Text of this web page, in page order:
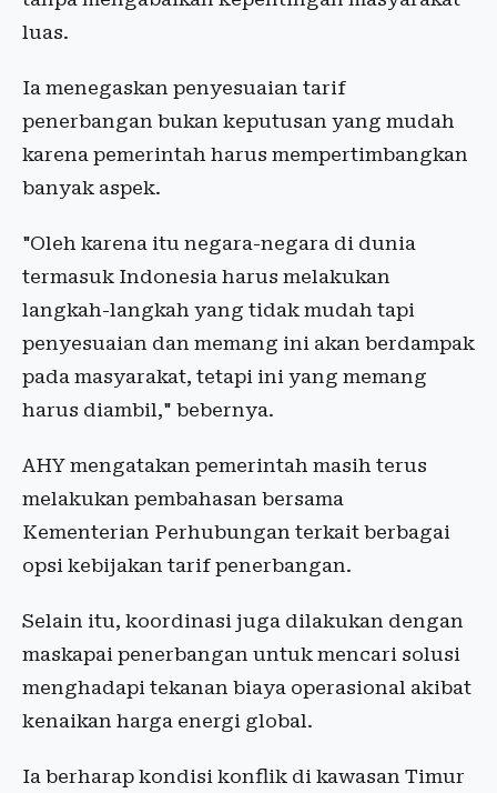
luas.
Ia menegaskan penyesuaian tarif
penerbangan bukan keputusan yang mudah
karena pemerintah harus mempertimbangkan
banyak aspek.
"Oleh karena itu negara-negara di dunia
termasuk Indonesia harus melakukan
langkah-langkah yang tidak mudah tapi
penyesuaian dan memang ini akan berdampak
pada masyarakat, tetapi ini yang memang
harus diambil," bebernya.
AHY mengatakan pemerintah masih terus
melakukan pembahasan bersama
Kementerian Perhubungan terkait berbagai
opsi kebijakan tarif penerbangan.
Selain itu, koordinasi juga dilakukan dengan
maskapai penerbangan untuk mencari solusi
menghadapi tekanan biaya operasional akibat
kenaikan harga energi global.
Ia berharap kondisi konflik di kawasan Timur